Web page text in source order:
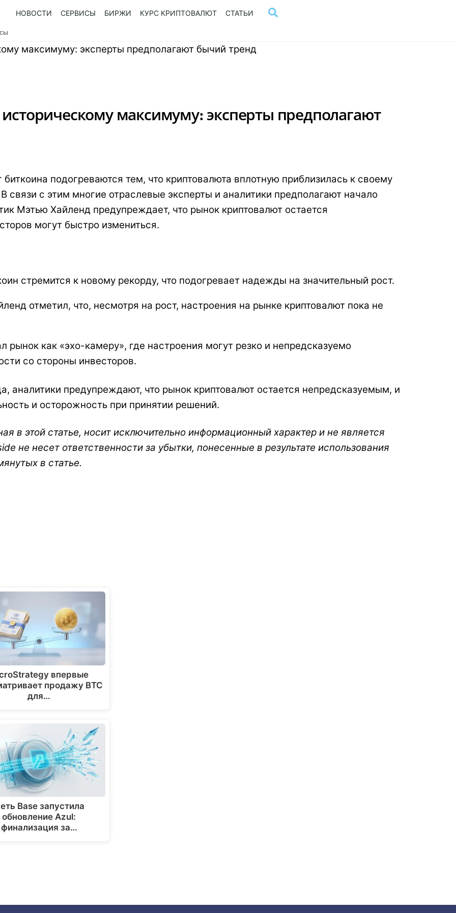
НОВОСТИ СЕРВИСЫ БИРЖИ КУРС КРИПТОВАЛЮТ СТАТЬИ
максимуму: эксперты предполагают
подогреваются тем, что криптовалюта вплотную приблизилась к своему
с этим многие отраслевые эксперты и аналитики предполагают начало
Мэтью Хайленд предупреждает, что рынок криптовалют остается
могут быстро измениться.
стремится к новому рекорду, что подогревает надежды на значительный рост.
отметил, что, несмотря на рост, настроения на рынке криптовалют пока не
рынок как «эхо-камеру», где настроения могут резко и непредсказуемо
со стороны инвесторов.
аналитики предупреждают, что рынок криптовалют остается непредсказуемым, и
и осторожность при принятии решений.
в этой статье, носит исключительно информационный характер и не является
не несет ответственности за убытки, понесенные в результате использования
в статье.
впервые
продажу BTC
для…
Base запустила
обновление Azul:
финализация за…